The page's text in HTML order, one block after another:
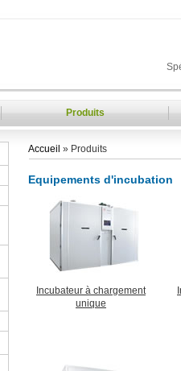
Produits
Accueil » Produits
Equipements d'incubation
Incubateur à chargement
unique